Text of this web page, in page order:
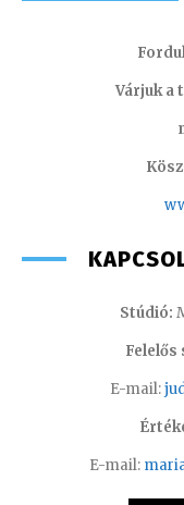
Várjuk a
Stúdió:
Felelős
E-mail:
E-mail: